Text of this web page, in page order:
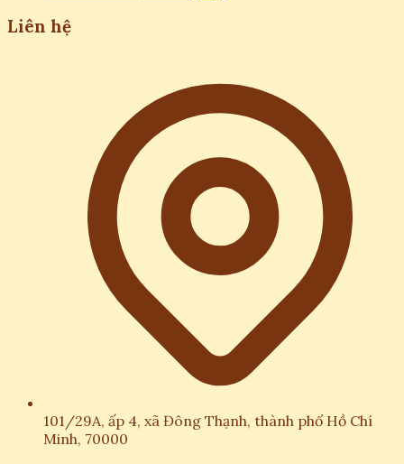
2026-02-25 17:25:27
Facebook Pinterest Copy link
Thế giới tài chính đang chuyển mình mạnh mẽ và bạn
không thể đứng ngoài cuộc chơi này. Theo dõi
netdep.edu.vn
để hiểu rõ tiền số là gì, giúp bạn nắm
bắt cơ hội làm giàu đột phá và tránh những cạm bẫy
nguy hiểm trong kỷ nguyên kinh tế số đầy biến động.
Bản chất và cơ chế hoạt động của
Bản chất và cơ chế hoạt động của tiền điện
tử
Liên hệ
101/29A, ấp 4, xã Đông Thạnh, thành phố Hồ Chí
Minh, 70000